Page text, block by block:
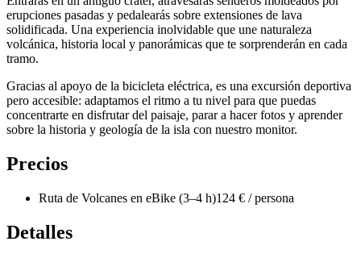
erupciones pasadas y pedalearás sobre extensiones de lava
solidificada. Una experiencia inolvidable que une naturaleza
volcánica, historia local y panorámicas que te sorprenderán en cada
tramo.
Gracias al apoyo de la bicicleta eléctrica, es una excursión deportiva
pero accesible: adaptamos el ritmo a tu nivel para que puedas
concentrarte en disfrutar del paisaje, parar a hacer fotos y aprender
sobre la historia y geología de la isla con nuestro monitor.
Precios
Ruta de Volcanes en eBike (3–4 h)124 € / persona
Detalles